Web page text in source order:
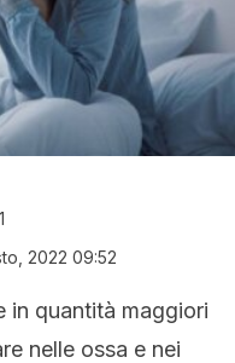
2022 09:52
in quantità maggiori
nelle ossa e nei